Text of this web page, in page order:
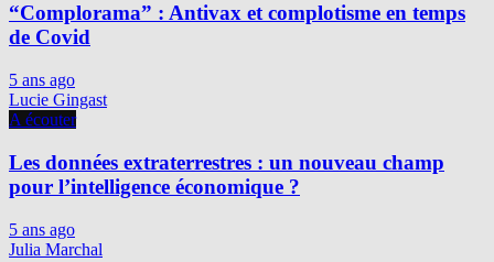
“Complorama” : Antivax et complotisme en temps
de Covid
5 ans ago
Lucie Gingast
A écouter
Les données extraterrestres : un nouveau champ
pour l’intelligence économique ?
5 ans ago
Julia Marchal